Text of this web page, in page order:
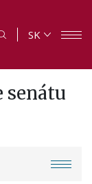
SK
senátu